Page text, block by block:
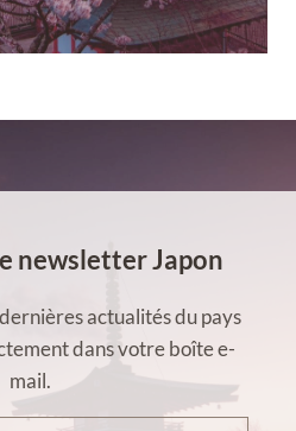
newsletter Japon
actualités du pays
dans votre boîte e-
mail.